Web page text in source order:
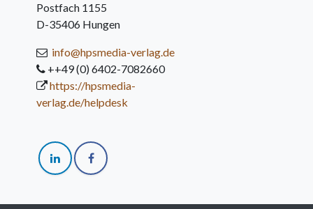
Postfach 1155
D-35406 Hungen
info@hpsmedia-verlag.de
++49 (0) 6402-7082660
https://hpsmedia-
verlag.de/helpdesk